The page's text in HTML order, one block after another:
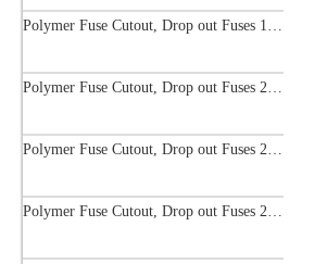
Polymer Fuse Cutout, Drop out Fuses 18 Kv 200A
Polymer Fuse Cutout, Drop out Fuses 27 Kv 100A
Polymer Fuse Cutout, Drop out Fuses 24kv 200A
Polymer Fuse Cutout, Drop out Fuses 27 Kv 200A